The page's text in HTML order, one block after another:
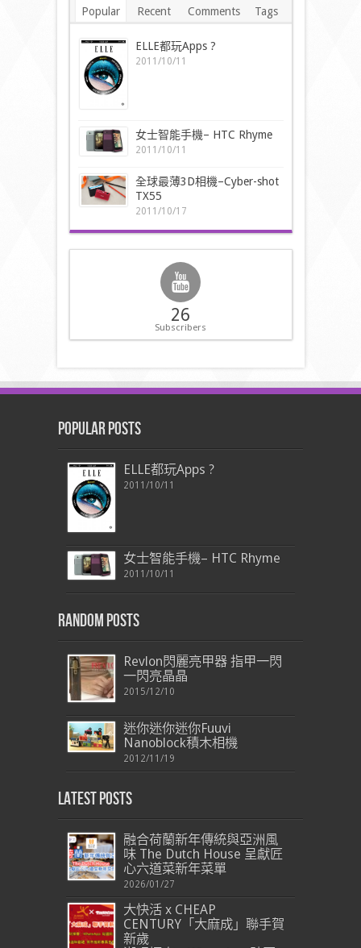
Popular Recent Comments Tags
ELLE都玩Apps ?
2011/10/11
女士智能手機– HTC Rhyme
2011/10/11
全球最薄3D相機–Cyber-shot
TX55
2011/10/17
26
Subscribers
Popular Posts
ELLE都玩Apps ?
2011/10/11
女士智能手機– HTC Rhyme
2011/10/11
Random Posts
Revlon閃麗亮甲器 指甲一閃
一閃亮晶晶
2015/12/10
迷你迷你迷你Fuuvi
Nanoblock積木相機
2012/11/19
Latest Posts
融合荷蘭新年傳統與亞洲風
味 The Dutch House 呈獻匠
心六道菜新年菜單
2026/01/27
大快活 x CHEAP
CENTURY「大麻成」聯手賀
新歲